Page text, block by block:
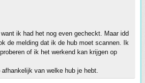
ik had het nog even gecheckt. Maar idd
de melding dat ik de hub moet scannen. Ik
of ik het werkend kan krijgen op
van welke hub je hebt.